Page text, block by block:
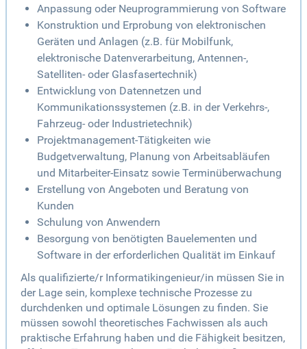
Anpassung oder Neuprogrammierung von Software
Konstruktion und Erprobung von elektronischen
Geräten und Anlagen (z.B. für Mobilfunk,
elektronische Datenverarbeitung, Antennen-,
Satelliten- oder Glasfasertechnik)
Entwicklung von Datennetzen und
Kommunikationssystemen (z.B. in der Verkehrs-,
Fahrzeug- oder Industrietechnik)
Projektmanagement-Tätigkeiten wie
Budgetverwaltung, Planung von Arbeitsabläufen
und Mitarbeiter-Einsatz sowie Terminüberwachung
Erstellung von Angeboten und Beratung von
Kunden
Schulung von Anwendern
Besorgung von benötigten Bauelementen und
Software in der erforderlichen Qualität im Einkauf
Als qualifizierte/r Informatikingenieur/in müssen Sie in
der Lage sein, komplexe technische Prozesse zu
durchdenken und optimale Lösungen zu finden. Sie
müssen sowohl theoretisches Fachwissen als auch
praktische Erfahrung haben und die Fähigkeit besitzen,